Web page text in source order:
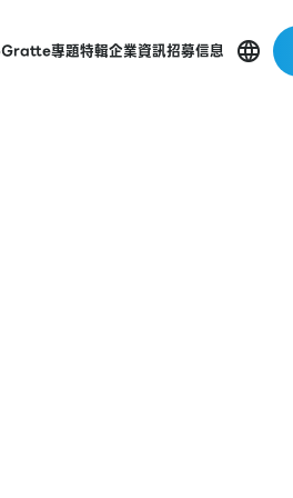
Gratte專題特輯企業資訊招募信息